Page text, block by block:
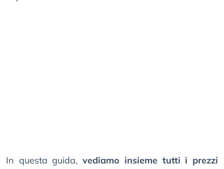
In questa guida,vediamo insieme tutti i prezzi